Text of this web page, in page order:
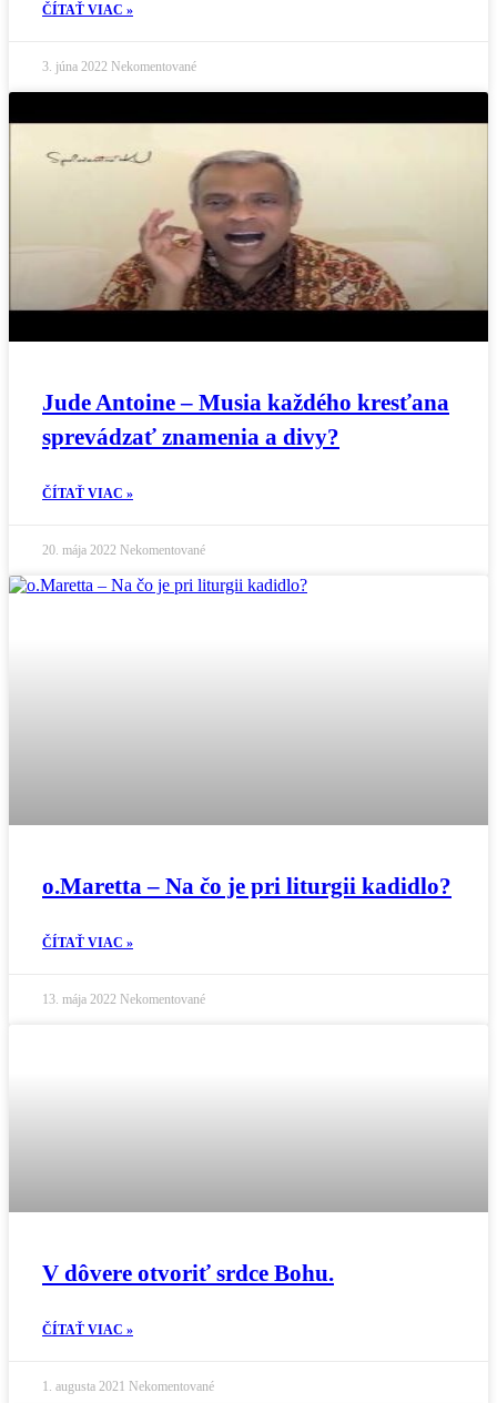
ČÍTAŤ VIAC »
3. júna 2022 Nekomentované
Jude Antoine – Musia každého kresťana
sprevádzať znamenia a divy?
ČÍTAŤ VIAC »
20. mája 2022 Nekomentované
o.Maretta – Na čo je pri liturgii kadidlo?
ČÍTAŤ VIAC »
13. mája 2022 Nekomentované
V dôvere otvoriť srdce Bohu.
ČÍTAŤ VIAC »
1. augusta 2021 Nekomentované